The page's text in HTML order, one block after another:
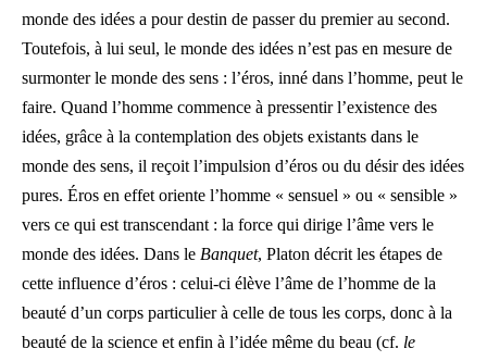
monde des idées a pour destin de passer du premier au second.
Toutefois, à lui seul, le monde des idées n’est pas en mesure de
surmonter le monde des sens : l’éros, inné dans l’homme, peut le
faire. Quand l’homme commence à pressentir l’existence des
idées, grâce à la contemplation des objets existants dans le
monde des sens, il reçoit l’impulsion d’éros ou du désir des idées
pures. Éros en effet oriente l’homme « sensuel » ou « sensible »
vers ce qui est transcendant : la force qui dirige l’âme vers le
monde des idées. Dans le Banquet, Platon décrit les étapes de
cette influence d’éros : celui-ci élève l’âme de l’homme de la
beauté d’un corps particulier à celle de tous les corps, donc à la
beauté de la science et enfin à l’idée même du beau (cf. le